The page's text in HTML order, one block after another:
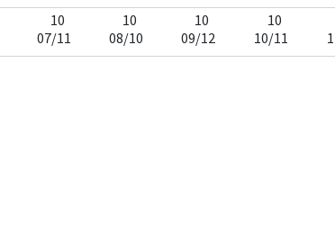
10
07/11
10
08/10
10
09/12
10
10/11